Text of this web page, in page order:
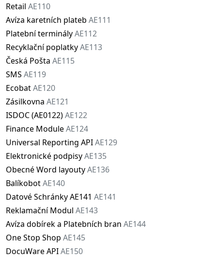
Retail AE110
Avíza karetních plateb AE111
Platební terminályAE112
Recyklační poplatkyAE113
Česká Pošta AE115
SMS AE119
EcobatAE120
Zásilkovna AE121
ISDOC (AE0122)AE122
Finance ModuleAE124
Universal Reporting APIAE129
Elektronické podpisyAE135
Obecné Word layoutyAE136
BalíkobotAE140
Datové Schránky AE141 AE141
Reklamační Modul AE143
Avíza dobírek a Platebních bran AE144
One Stop Shop AE145
DocuWare APIAE150